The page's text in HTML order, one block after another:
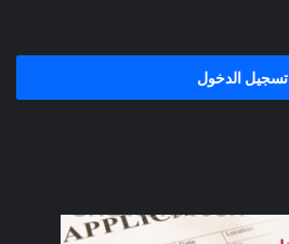
تسجيل الدخول